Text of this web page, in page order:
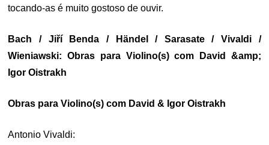
tocando-as é muito gostoso de ouvir.
Bach / Jiří Benda / Händel / Sarasate / Vivaldi /
Wieniawski: Obras para Violino(s) com David &amp;
Igor Oistrakh
Obras para Violino(s) com David & Igor Oistrakh
Antonio Vivaldi: